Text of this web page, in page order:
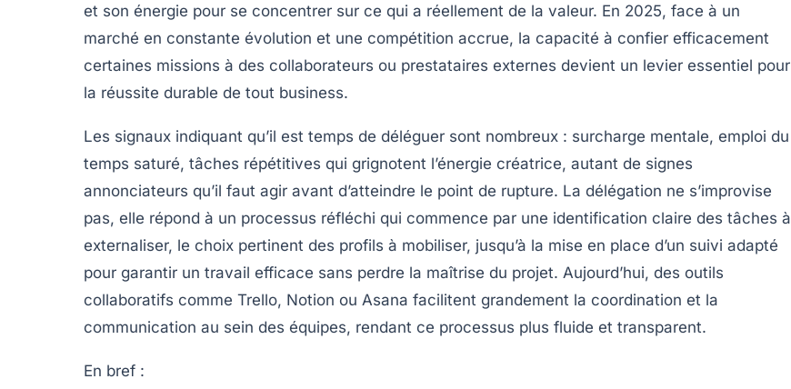
et son énergie pour se concentrer sur ce qui a réellement de la valeur. En 2025, face à un
marché en constante évolution et une compétition accrue, la capacité à confier efficacement
certaines missions à des collaborateurs ou prestataires externes devient un levier essentiel pour
la réussite durable de tout business.
Les signaux indiquant qu’il est temps de déléguer sont nombreux : surcharge mentale, emploi du
temps saturé, tâches répétitives qui grignotent l’énergie créatrice, autant de signes
annonciateurs qu’il faut agir avant d’atteindre le point de rupture. La délégation ne s’improvise
pas, elle répond à un processus réfléchi qui commence par une identification claire des tâches à
externaliser, le choix pertinent des profils à mobiliser, jusqu’à la mise en place d’un suivi adapté
pour garantir un travail efficace sans perdre la maîtrise du projet. Aujourd’hui, des outils
collaboratifs comme Trello, Notion ou Asana facilitent grandement la coordination et la
communication au sein des équipes, rendant ce processus plus fluide et transparent.
En bref :